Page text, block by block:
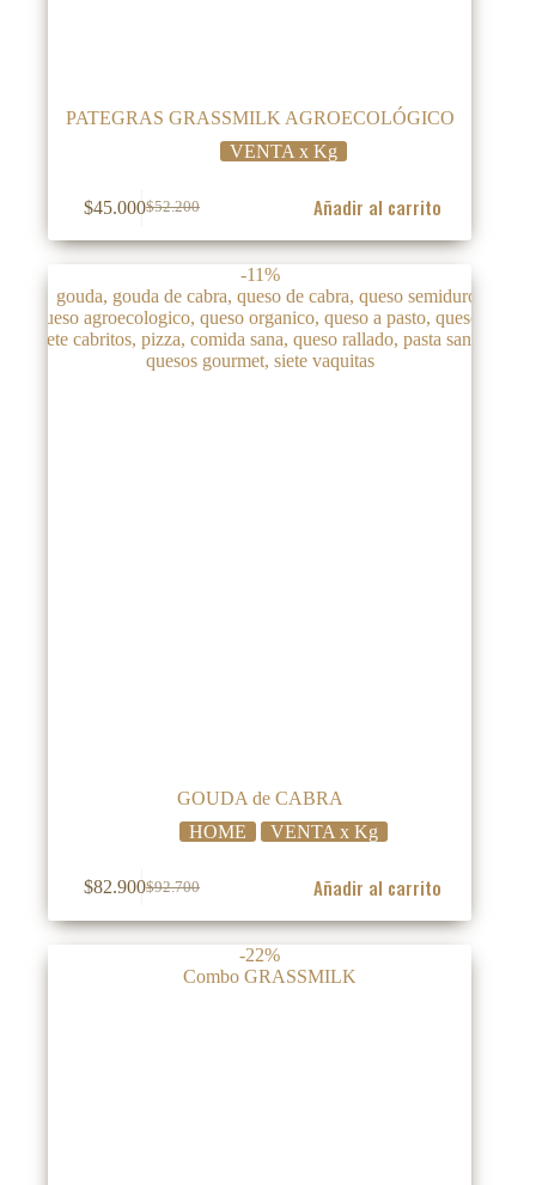
PATEGRAS GRASSMILK AGROECOLÓGICO
VENTA x Kg
$52.200
El
precio
$52.200.
$45.000El
precio
$45.000.
Añadir al carrito
-11%
GOUDA de CABRA
HOME
VENTA x Kg
$92.700
El
precio
$92.700.
$82.900El
precio
$82.900.
Añadir al carrito
-22%